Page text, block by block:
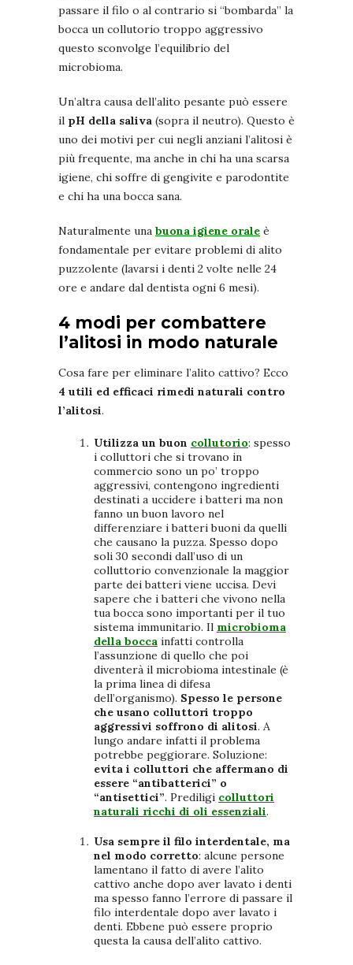
passare il filo o al contrario si “bombarda” la
bocca un collutorio troppo aggressivo
questo sconvolge l’equilibrio del
microbioma.
Un’altra causa dell’alito pesante può essere
il pH della saliva (sopra il neutro). Questo è
uno dei motivi per cui negli anziani l’alitosi è
più frequente, ma anche in chi ha una scarsa
igiene, chi soffre di gengivite e parodontite
e chi ha una bocca sana.
Naturalmente una buona igiene orale è
fondamentale per evitare problemi di alito
puzzolente (lavarsi i denti 2 volte nelle 24
ore e andare dal dentista ogni 6 mesi).
4 modi per combattere
l’alitosi in modo naturale
Cosa fare per eliminare l’alito cattivo? Ecco
4 utili ed efficaci rimedi naturali contro
l’alitosi.
Utilizza un buon collutorio: spesso
i colluttori che si trovano in
commercio sono un po’ troppo
aggressivi, contengono ingredienti
destinati a uccidere i batteri ma non
fanno un buon lavoro nel
differenziare i batteri buoni da quelli
che causano la puzza. Spesso dopo
soli 30 secondi dall’uso di un
colluttorio convenzionale la maggior
parte dei batteri viene uccisa. Devi
sapere che i batteri che vivono nella
tua bocca sono importanti per il tuo
sistema immunitario. Il microbioma
della bocca infatti controlla
l’assunzione di quello che poi
diventerà il microbioma intestinale (è
la prima linea di difesa
dell’organismo). Spesso le persone
che usano colluttori troppo
aggressivi soffrono di alitosi. A
lungo andare infatti il problema
potrebbe peggiorare. Soluzione:
evita i colluttori che affermano di
essere “antibatterici” o
“antisettici”. Prediligi colluttori
naturali ricchi di oli essenziali.
Usa sempre il filo interdentale, ma
nel modo corretto: alcune persone
lamentano il fatto di avere l’alito
cattivo anche dopo aver lavato i denti
ma spesso fanno l’errore di passare il
filo interdentale dopo aver lavato i
denti. Ebbene può essere proprio
questa la causa dell’alito cattivo.